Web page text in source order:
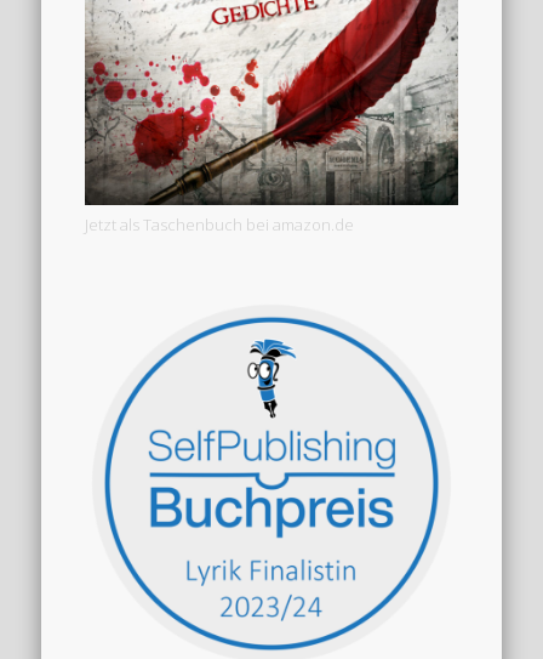
Jetzt als Taschenbuch bei amazon.de